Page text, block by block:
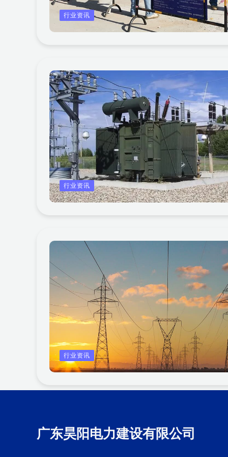
行业资讯
行业资讯
行业资讯
广东昊阳电力建设有限公司